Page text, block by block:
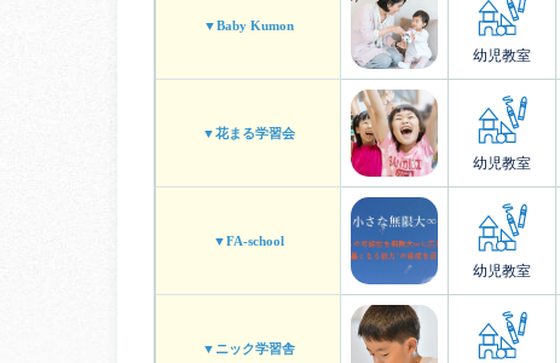
▼Baby Kumon
幼児教室
▼花まる学習会
幼児教室
▼FA-school
幼児教室
▼ニック学習舎